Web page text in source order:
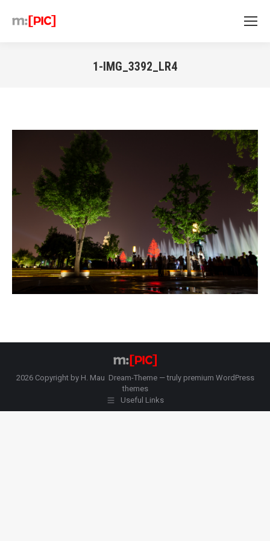
1-IMG_3392_LR4
2026 Copyright by H. Mau Dream-Theme — truly premium WordPress
themes
Useful Links